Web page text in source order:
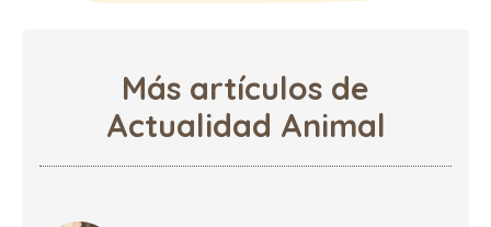
Más artículos de
Actualidad Animal